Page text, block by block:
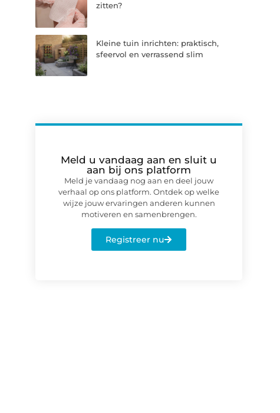
zitten?
Kleine tuin inrichten: praktisch,
sfeervol en verrassend slim
Meld u vandaag aan en sluit u
aan bij ons platform
Meld je vandaag nog aan en deel jouw
verhaal op ons platform. Ontdek op welke
wijze jouw ervaringen anderen kunnen
motiveren en samenbrengen.
Registreer nu